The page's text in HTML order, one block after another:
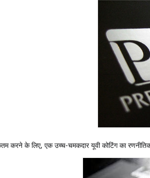
करने के लिए, एक उच्च-चमकदार यूवी कोटिंग का